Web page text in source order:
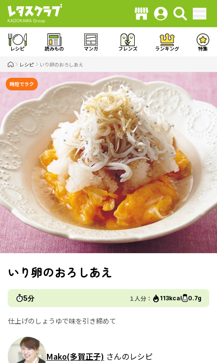
レシピ 読みもの マンガ フレンズ ランキング 特集
レシピ いり卵のおろしあえ
時短でラク
いり卵のおろしあえ
5分 １人分： 113kcal 0.7g
仕上げのしょうゆで味を引き締めて
Mako(多賀正子) さんのレシピ